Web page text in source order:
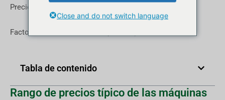
Precio de la máquina de torneado de madera CNC
Factores de costo, inversión y ROI explicados
Tabla de contenido
Rango de precios típico de las máquinas
Close and do not switch language